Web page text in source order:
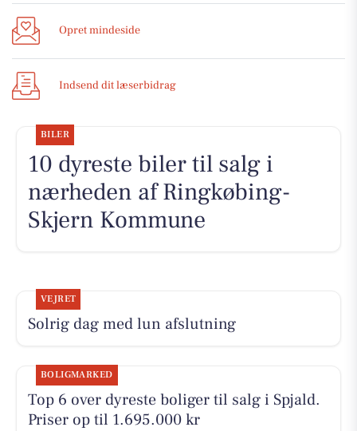
Opret mindeside
Indsend dit læserbidrag
BILER
10 dyreste biler til salg i
nærheden af Ringkøbing-
Skjern Kommune
VEJRET
Solrig dag med lun afslutning
BOLIGMARKED
Top 6 over dyreste boliger til salg i Spjald.
Priser op til 1.695.000 kr